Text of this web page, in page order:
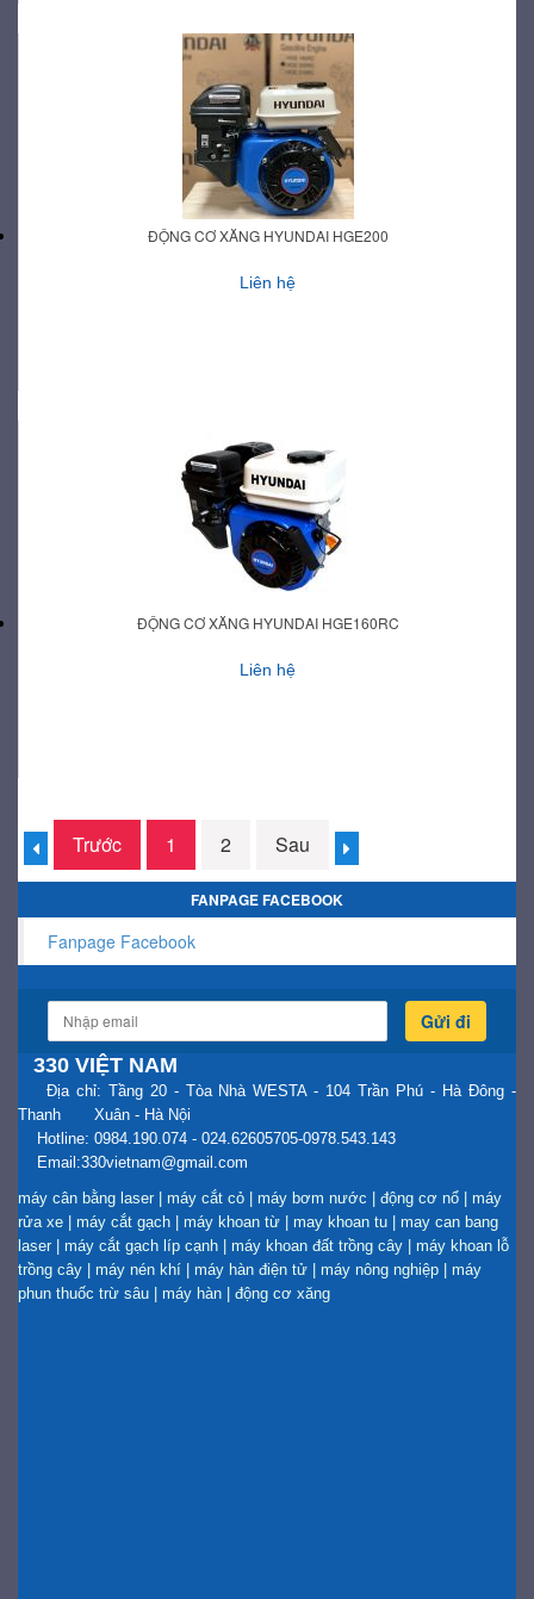
ĐỘNG CƠ XĂNG HYUNDAI HGE200
Liên hệ
ĐỘNG CƠ XĂNG HYUNDAI HGE160RC
Liên hệ
Trước 1 2 Sau
FANPAGE FACEBOOK
Fanpage Facebook
Gửi đi
330 VIỆT NAM
Địa chỉ: Tầng 20 - Tòa Nhà WESTA - 104 Trần Phú - Hà Đông -
Thanh Xuân - Hà Nội
Hotline: 0984.190.074 - 024.62605705-0978.543.143
Email:330vietnam@gmail.com
máy cân bằng laser | máy cắt cỏ | máy bơm nước | động cơ nổ | máy
rửa xe | máy cắt gạch | máy khoan từ | may khoan tu | may can bang
laser | máy cắt gạch líp cạnh | máy khoan đất trồng cây | máy khoan lỗ
trồng cây | máy nén khí | máy hàn điện tử | máy nông nghiệp | máy
phun thuốc trừ sâu | máy hàn | động cơ xăng